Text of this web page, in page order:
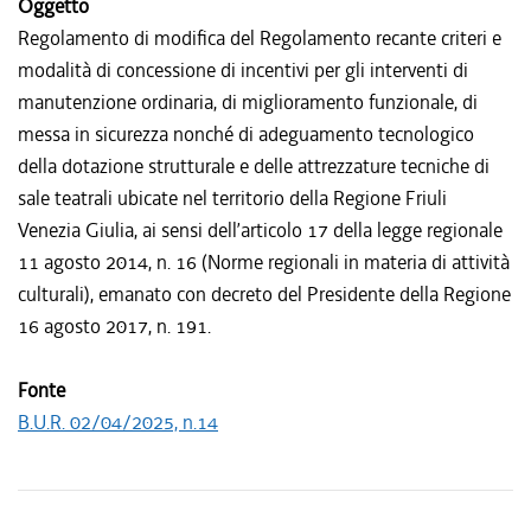
Oggetto
Regolamento di modifica del Regolamento recante criteri e
modalità di concessione di incentivi per gli interventi di
manutenzione ordinaria, di miglioramento funzionale, di
messa in sicurezza nonché di adeguamento tecnologico
della dotazione strutturale e delle attrezzature tecniche di
sale teatrali ubicate nel territorio della Regione Friuli
Venezia Giulia, ai sensi dell’articolo 17 della legge regionale
11 agosto 2014, n. 16 (Norme regionali in materia di attività
culturali), emanato con decreto del Presidente della Regione
16 agosto 2017, n. 191.
Fonte
B.U.R. 02/04/2025, n.14